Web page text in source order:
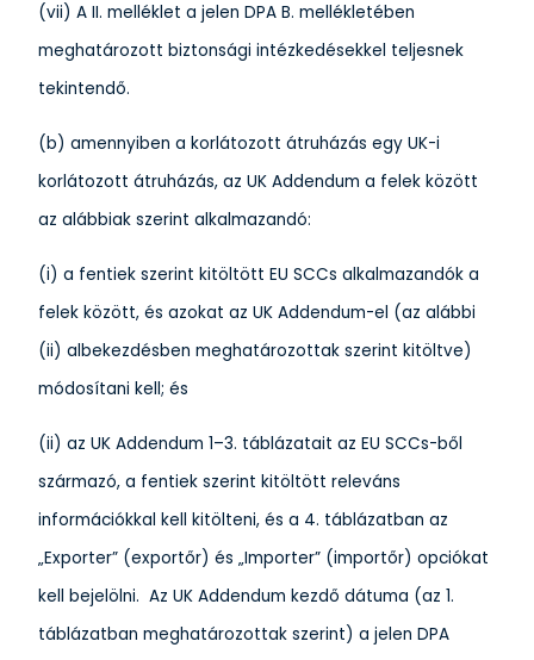
(vii) A II. melléklet a jelen DPA B. mellékletében
meghatározott biztonsági intézkedésekkel teljesnek
tekintendő.
(b) amennyiben a korlátozott átruházás egy UK-i
korlátozott átruházás, az UK Addendum a felek között
az alábbiak szerint alkalmazandó:
(i) a fentiek szerint kitöltött EU SCCs alkalmazandók a
felek között, és azokat az UK Addendum-el (az alábbi
(ii) albekezdésben meghatározottak szerint kitöltve)
módosítani kell; és
(ii) az UK Addendum 1–3. táblázatait az EU SCCs-ből
származó, a fentiek szerint kitöltött releváns
információkkal kell kitölteni, és a 4. táblázatban az
„Exporter” (exportőr) és „Importer” (importőr) opciókat
kell bejelölni. Az UK Addendum kezdő dátuma (az 1.
táblázatban meghatározottak szerint) a jelen DPA